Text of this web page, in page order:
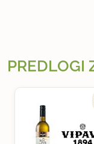
PREDLOGI